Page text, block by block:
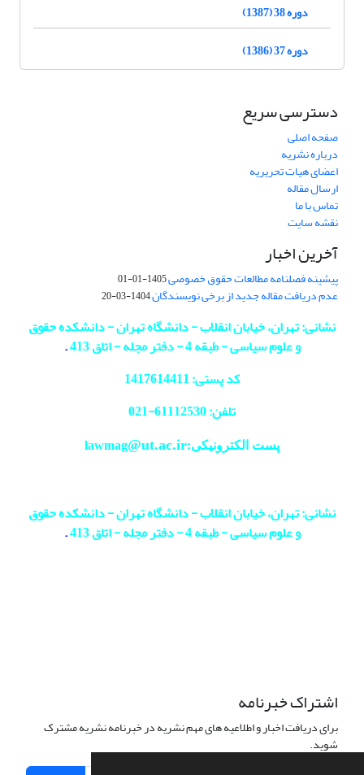
دوره 38 (1387)
دوره 37 (1386)
دسترسی سریع
صفحه اصلی
درباره نشریه
اعضای هیات تحریریه
ارسال مقاله
تماس با ما
نقشه سایت
آخرین اخبار
پیشینه فصلنامه مطالعات حقوق خصوصی1405-01-01
عدم دریافت مقاله جدید از برخی نویسندگان1404-03-20
نشانی: تهران، خیابان انقلاب - دانشگاه تهران - دانشکده حقوق
و علوم سیاسی - طبقه 4 - دفتر مجله - اتاق 413
.
کد پستی: 1417614411
تلفن: 61112530-
021
پست الکترونیکی:lawmag@ut.ac.ir
نشانی: تهران، خیابان انقلاب - دانشگاه تهران - دانشکده حقوق
و علوم سیاسی - طبقه 4 - دفتر مجله - اتاق 413
.
اشتراک خبرنامه
برای دریافت اخبار و اطلاعیه های مهم نشریه در خبرنامه نشریه مشترک
شوید.